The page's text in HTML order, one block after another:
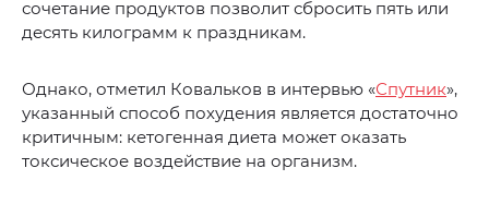
сочетание продуктов позволит сбросить пять или
десять килограмм к праздникам.
Однако, отметил Ковальков в интервью «Спутник»,
указанный способ похудения является достаточно
критичным: кетогенная диета может оказать
токсическое воздействие на организм.